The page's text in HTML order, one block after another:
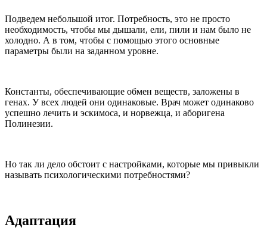
Подведем небольшой итог. Потребность, это не просто
необходимость, чтобы мы дышали, ели, пили и нам было не
холодно. А в том, чтобы с помощью этого основные
параметры были на заданном уровне.
Константы, обеспечивающие обмен веществ, заложены в
генах. У всех людей они одинаковые. Врач может одинаково
успешно лечить и эскимоса, и норвежца, и аборигена
Полинезии.
Но так ли дело обстоит с настройками, которые мы привыкли
называть психологическими потребностями?
Адаптация